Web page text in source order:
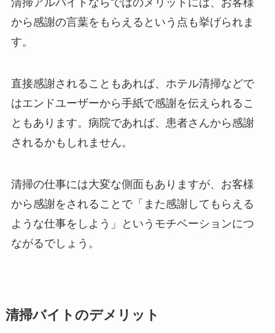
清掃アルバイトならではのメリットには、お客様
から感謝の言葉をもらえるという点も挙げられま
す。
直接感謝されることもあれば、ホテル清掃などで
はエンドユーザーから手紙で感謝を伝えられるこ
ともあります。病院であれば、患者さんから感謝
されるかもしれません。
清掃の仕事には大変な側面もありますが、お客様
から感謝をされることで「また感謝してもらえる
ような仕事をしよう」というモチベーションにつ
ながるでしょう。
清掃バイトのデメリット